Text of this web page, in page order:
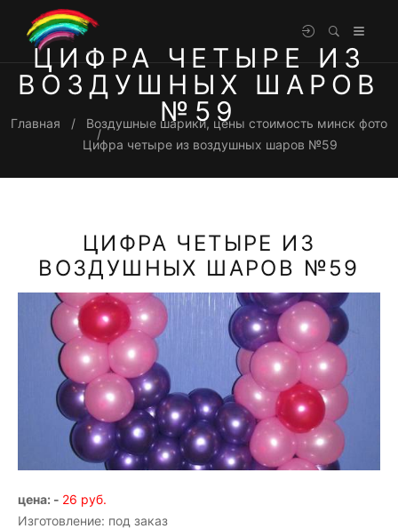
ЦИФРА ЧЕТЫРЕ ИЗ
ВОЗДУШНЫХ ШАРОВ
№59
Главная
Воздушные шарики, цены стоимость минск фото
Цифра четыре из воздушных шаров №59
ЦИФРА ЧЕТЫРЕ ИЗ
ВОЗДУШНЫХ ШАРОВ №59
цена: - 26 руб.
Изготовление: под заказ